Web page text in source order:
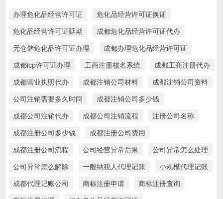
办理危化品经营许可证
危化品经营许可证换证
危化品经营许可证延期
成都危化品经营许可证代办
无仓储危化品许可证办理
成都办理危化品经营许可证
成都icp许可证办理
工商注册核名系统
成都工商注册代办
成都营业执照代办
成都注销公司材料
成都注销公司资料
公司注销需要多久时间
成都注销公司多少钱
成都公司注销代办
成都公司注销流程
注册公司名称
成都注册公司多少钱
成都注册公司费用
成都注册公司流程
公司经营异常后果
公司异常怎么处理
公司异常怎么解除
一般纳税人代理记账
小规模代理记账
成都代理记账公司
商标注册申请
商标注册查询